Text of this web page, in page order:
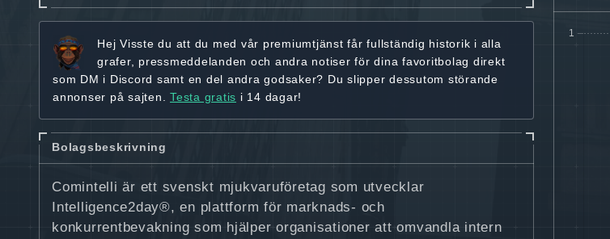
Hej Visste du att du med vår premiumtjänst fårfullständig historik i alla
grafer, pressmeddelanden och andra notiser för dina favoritbolag direkt
som DM i Discord samt en del andra godsaker? Du slipper dessutom störande
annonser på sajten. Testa gratis i 14 dagar!
Bolagsbeskrivning
Comintelli är ett svenskt mjukvaruföretag som utvecklar
Intelligence2day®, en plattform för marknads- och
konkurrentbevakning som hjälper organisationer att omvandla intern